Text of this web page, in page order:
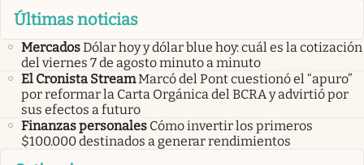
Últimas noticias
MercadosDólar hoy y dólar blue hoy: cuál es la cotización
del viernes 7 de agosto minuto a minuto
El Cronista StreamMarcó del Pont cuestionó el “apuro”
por reformar la Carta Orgánica del BCRA y advirtió por
sus efectos a futuro
Finanzas personales Cómo invertir los primeros
$100.000 destinados a generar rendimientos